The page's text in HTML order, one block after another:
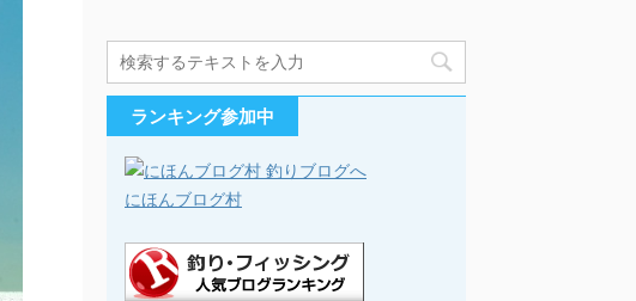
ランキング参加中
にほんブログ村